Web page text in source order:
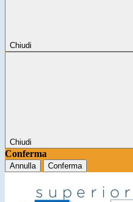
Chiudi
Chiudi
Conferma
Annulla Conferma